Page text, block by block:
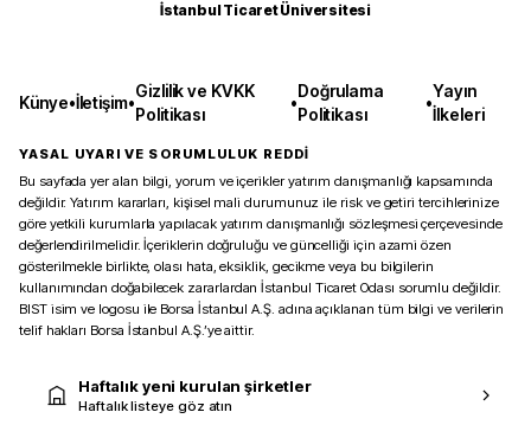
İstanbul Ticaret Üniversitesi
Künye•İletişim•
Gizlilik ve KVKK
Politikası
•
Doğrulama
Politikası
•
Yayın
İlkeleri
YASAL UYARI VE SORUMLULUK REDDİ
Bu sayfada yer alan bilgi, yorum ve içerikler yatırım danışmanlığı kapsamında
değildir. Yatırım kararları, kişisel mali durumunuz ile risk ve getiri tercihlerinize
göre yetkili kurumlarla yapılacak yatırım danışmanlığı sözleşmesi çerçevesinde
değerlendirilmelidir. İçeriklerin doğruluğu ve güncelliği için azami özen
gösterilmekle birlikte, olası hata, eksiklik, gecikme veya bu bilgilerin
kullanımından doğabilecek zararlardan İstanbul Ticaret Odası sorumlu değildir.
BIST isim ve logosu ile Borsa İstanbul A.Ş. adına açıklanan tüm bilgi ve verilerin
telif hakları Borsa İstanbul A.Ş.’ye aittir.
Haftalık yeni kurulan şirketler
Haftalık listeye göz atın